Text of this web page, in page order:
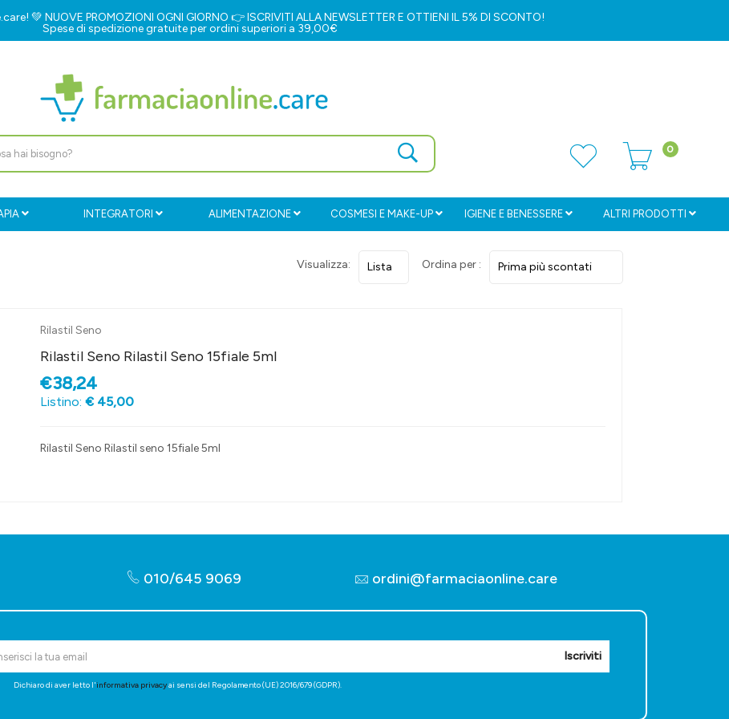
💚 NUOVE PROMOZIONI OGNI GIORNO 👉ISCRIVITI ALLA NEWSLETTERE OTTIENI IL 5% DI SCONTO!
Spese di spedizione gratuite per ordini superiori a 39,00€
0
INTEGRATORI ALIMENTAZIONE COSMESI E MAKE-UP IGIENE E BENESSERE ALTRI PRODOTTI
Visualizza: Ordina per :
Rilastil Seno
Rilastil Seno Rilastil Seno 15fiale 5ml
€38,24
Listino: € 45,00
Rilastil Seno Rilastil seno 15fiale 5ml
010/645 9069 ordini@farmaciaonline.care
Iscriviti
Dichiaro di aver letto l'informativa privacyai sensi del Regolamento (UE) 2016/679 (GDPR).